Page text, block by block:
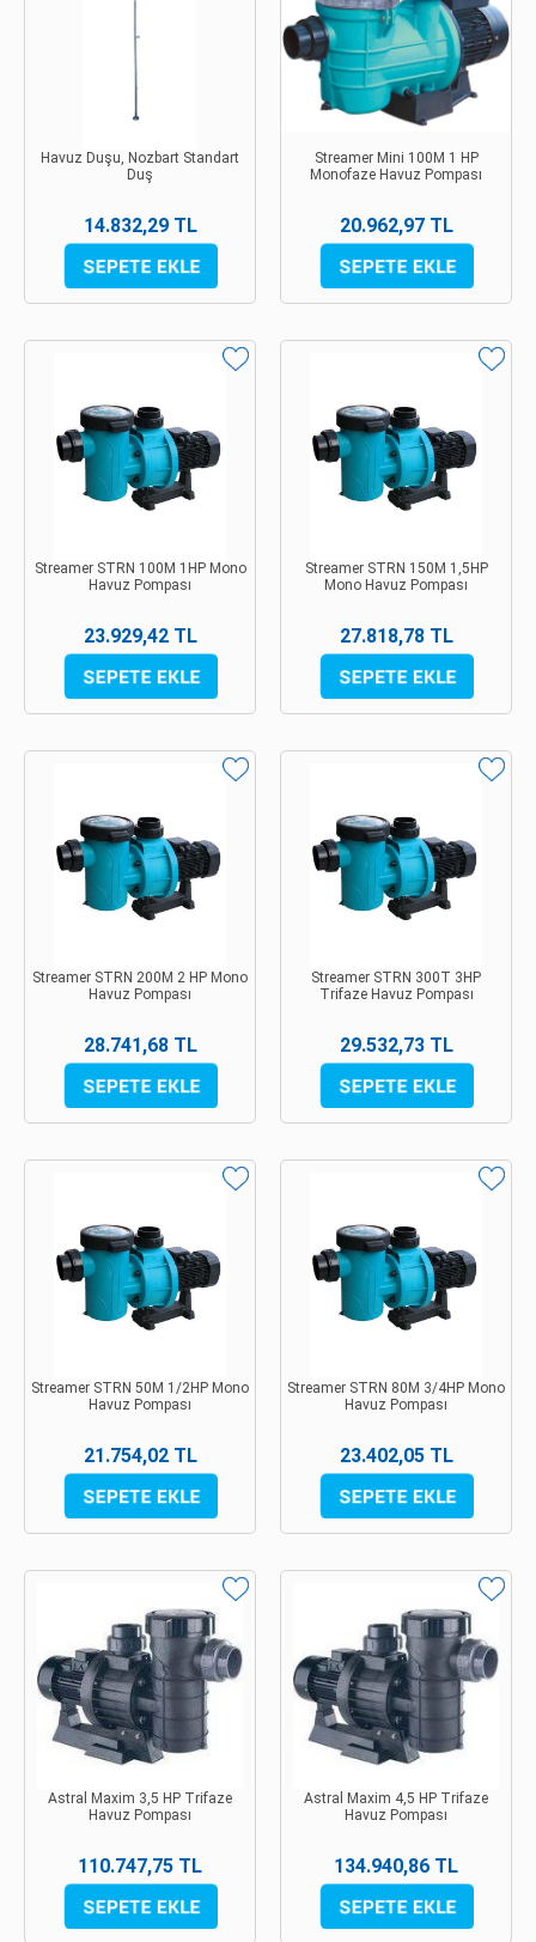
Havuz Duşu, Nozbart Standart
Duş
14.832,29 TL
Streamer Mini 100M 1 HP
Monofaze Havuz Pompası
20.962,97 TL
Streamer STRN 100M 1HP Mono
Havuz Pompası
23.929,42 TL
Streamer STRN 150M 1,5HP
Mono Havuz Pompası
27.818,78 TL
Streamer STRN 200M 2 HP Mono
Havuz Pompası
28.741,68 TL
Streamer STRN 300T 3HP
Trifaze Havuz Pompası
29.532,73 TL
Streamer STRN 50M 1/2HP Mono
Havuz Pompası
21.754,02 TL
Streamer STRN 80M 3/4HP Mono
Havuz Pompası
23.402,05 TL
Astral Maxim 3,5 HP Trifaze
Havuz Pompası
110.747,75 TL
Astral Maxim 4,5 HP Trifaze
Havuz Pompası
134.940,86 TL